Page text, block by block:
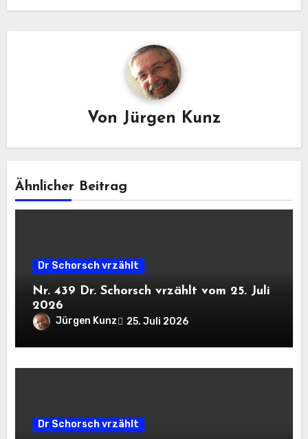
Von Jürgen Kunz
Ähnlicher Beitrag
Dr Schorsch vrzählt
Nr. 439 Dr. Schorsch vrzählt vom 25. Juli
2026
Jürgen Kunz 25. Juli 2026
Dr Schorsch vrzählt